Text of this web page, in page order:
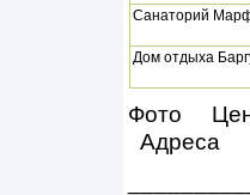
Санаторий
Дом отдыха
Фото